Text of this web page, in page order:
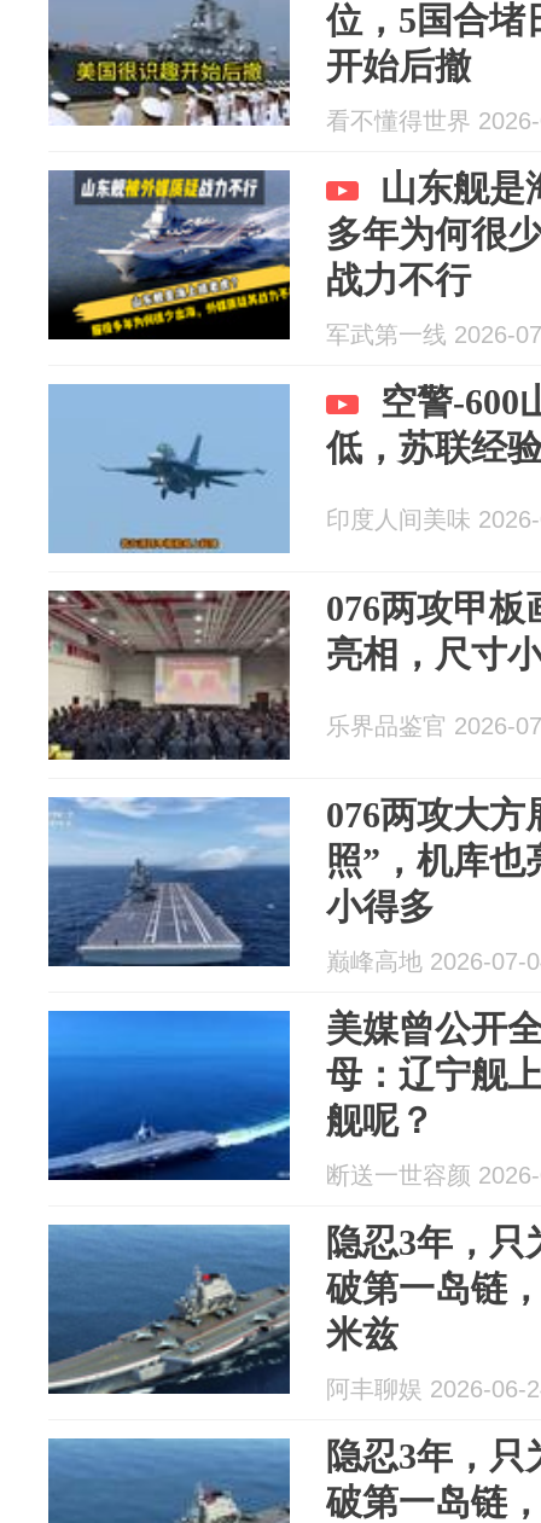
位，5国合堵
开始后撤
看不懂得世界
山东舰是
多年为何很
战力不行
军武第一线 2026-
空警-600
低，苏联经
印度人间美味
076两攻甲
亮相，尺寸
乐界品鉴官 2026-
076两攻大方
照”，机库也
小得多
巅峰高地 2026-07-
美媒曾公开
母：辽宁舰
舰呢？
断送一世容颜
隐忍3年，
破第一岛链
米兹
阿丰聊娱 2026-06-
隐忍3年，
破第一岛链